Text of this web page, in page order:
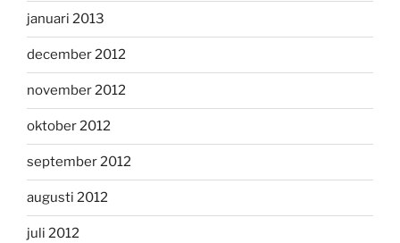
januari 2013
december 2012
november 2012
oktober 2012
september 2012
augusti 2012
juli 2012